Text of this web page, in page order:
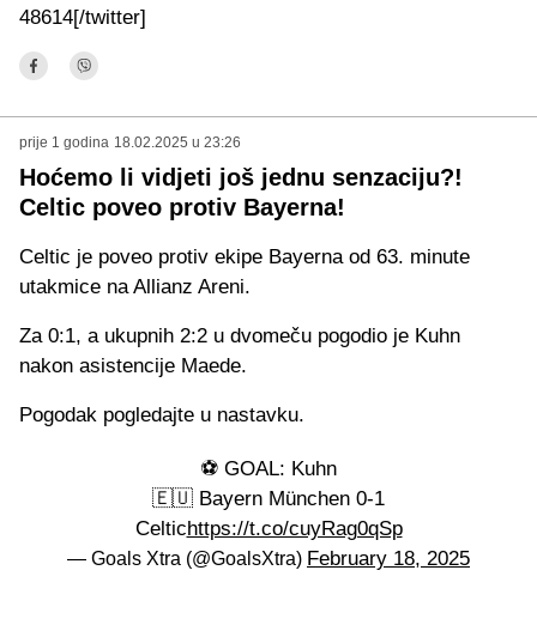
48614[/twitter]
prije 1 godina 18.02.2025 u 23:26
Hoćemo li vidjeti još jednu senzaciju?!
Celtic poveo protiv Bayerna!
Celtic je poveo protiv ekipe Bayerna od 63. minute
utakmice na Allianz Areni.
Za 0:1, a ukupnih 2:2 u dvomeču pogodio je Kuhn
nakon asistencije Maede.
Pogodak pogledajte u nastavku.
⚽️ GOAL: Kuhn
🇪🇺 Bayern München 0-1
Celtichttps://t.co/cuyRag0qSp
— Goals Xtra (@GoalsXtra) February 18, 2025